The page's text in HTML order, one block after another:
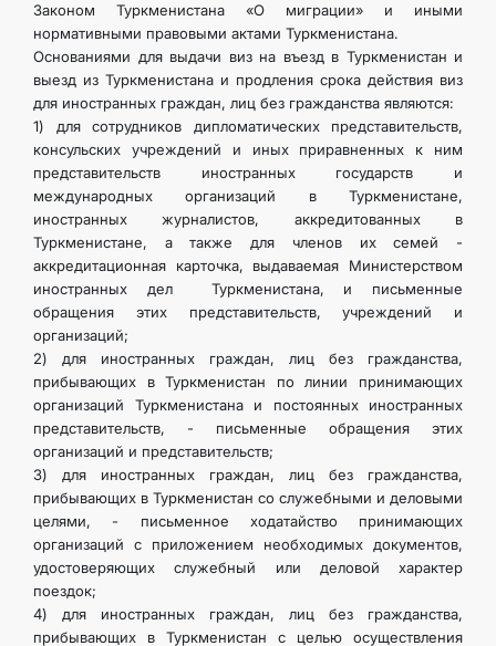
Законом Туркменистана «О миграции» и иными
нормативными правовыми актами Туркменистана.
Основаниями для выдачи виз на въезд в Туркменистан и
выезд из Туркменистана и продления срока действия виз
для иностранных граждан, лиц без гражданства являются:
1) для сотрудников дипломатических представительств,
консульских учреждений и иных приравненных к ним
представительств иностранных государств и
международных организаций в Туркменистане,
иностранных журналистов, аккредитованных в
Туркменистане, а также для членов их семей -
аккредитационная карточка, выдаваемая Министерством
иностранных дел Туркменистана, и письменные
обращения этих представительств, учреждений и
организаций;
2) для иностранных граждан, лиц без гражданства,
прибывающих в Туркменистан по линии принимающих
организаций Туркменистана и постоянных иностранных
представительств, - письменные обращения этих
организаций и представительств;
3) для иностранных граждан, лиц без гражданства,
прибывающих в Туркменистан со служебными и деловыми
целями, - письменное ходатайство принимающих
организаций с приложением необходимых документов,
удостоверяющих служебный или деловой характер
поездок;
4) для иностранных граждан, лиц без гражданства,
прибывающих в Туркменистан с целью осуществления